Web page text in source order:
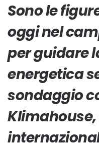
Sono le
oggi nel
per guidare
energetica
sondaggio